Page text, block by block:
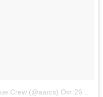
Crew (@aarcs) Окт 26 2017 в 9:42 PDT